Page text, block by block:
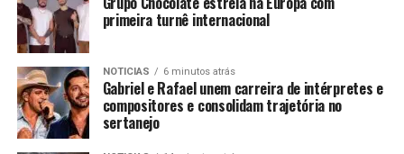
primeira turnê internacional
NOTICIAS 6 minutos atrás
Gabriel e Rafael unem carreira de intérpretes e
compositores e consolidam trajetória no
sertanejo